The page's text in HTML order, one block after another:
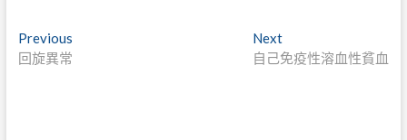
文
章
PreviousPrevious
post:
回旋異常
NextNext
post:
自己免疫性溶血性貧血